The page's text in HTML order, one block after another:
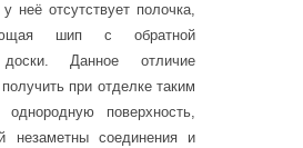
неё отсутствует полочка,
шип с обратной
Данное отличие
при отделке таким
поверхность,
незаметны соединения и